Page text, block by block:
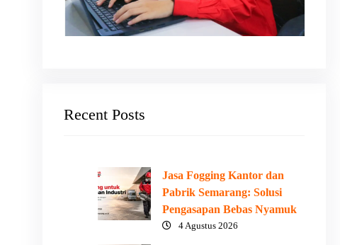
Recent Posts
Jasa Fogging Kantor dan
Pabrik Semarang: Solusi
Pengasapan Bebas Nyamuk
4 Agustus 2026